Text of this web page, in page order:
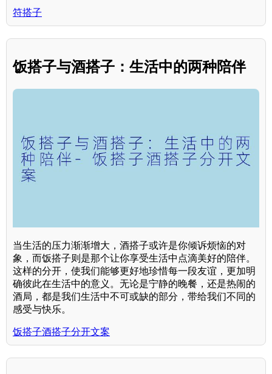
符搭子
饭搭子与酒搭子：生活中的两种陪伴
当生活的压力渐渐增大，酒搭子或许是你倾诉烦恼的对
象，而饭搭子则是那个让你享受生活中点滴美好的陪伴。
这样的分开，使我们能够更好地珍惜每一段友谊，更加明
确彼此在生活中的意义。无论是宁静的晚餐，还是热闹的
酒局，都是我们生活中不可或缺的部分，带给我们不同的
感受与快乐。
饭搭子酒搭子分开文案